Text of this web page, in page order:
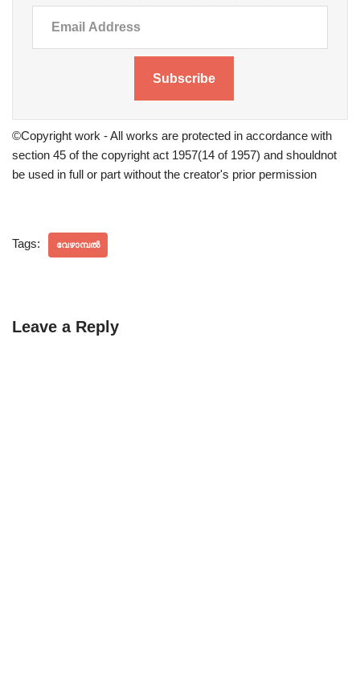
Subscribe
©Copyright work - All works are protected in accordance with
section 45 of the copyright act 1957(14 of 1957) and shouldnot
be used in full or part without the creator's prior permission
Tags: വേഴാമ്പൽ
Leave a Reply